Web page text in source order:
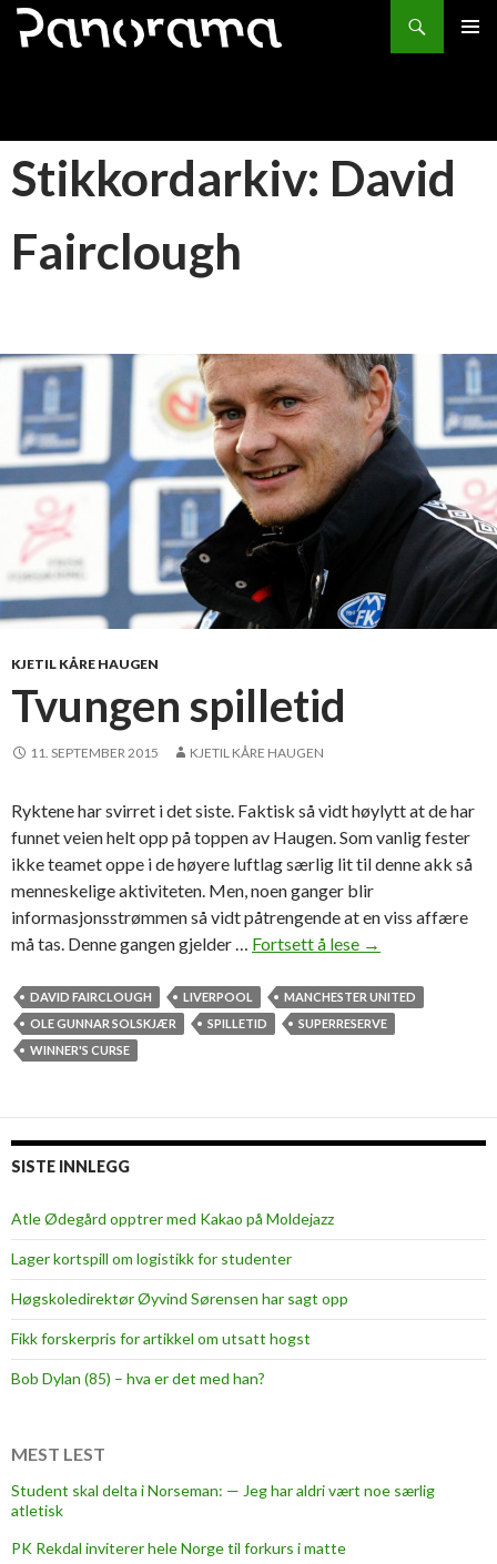
Søk
HOPP
Stikkordarkiv: David
Fairclough
KJETIL KÅRE HAUGEN
Tvungen spilletid
11. SEPTEMBER 2015 KJETIL KÅRE HAUGEN
Ryktene har svirret i det siste. Faktisk så vidt høylytt at de har
funnet veien helt opp på toppen av Haugen. Som vanlig fester
ikke teamet oppe i de høyere luftlag særlig lit til denne akk så
menneskelige aktiviteten. Men, noen ganger blir
informasjonsstrømmen så vidt påtrengende at en viss affære
må tas. Denne gangen gjelder … Fortsett å lese T
u
n
l
i
→
DAVID FAIRCLOUGH LIVERPOOL
MANCHESTER UNITED
OLE GUNNAR SOLSKJÆR
SPILLETID
SUPERRESERVE
WINNER'S CURSE
SISTE INNLEGG
Atle Ødegård opptrer med Kakao på Moldejazz
Lager kortspill om logistikk for studenter
Høgskoledirektør Øyvind Sørensen har sagt opp
Fikk forskerpris for artikkel om utsatt hogst
Bob Dylan (85) – hva er det med han?
MEST LEST
Student skal delta i Norseman: — Jeg har aldri vært noe særlig
atletisk
PK Rekdal inviterer hele Norge til forkurs i matte